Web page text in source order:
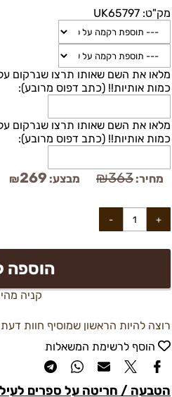
מק"ט: UK65797
מלאו את השם שאותו תרצו שנרקום
כמות אותיות!! (כתב דפוס מרובע):
מלאו את השם שאותו תרצו שנרקום
כמות אותיות!! (כתב דפוס מרובע):
מחיר: ₪363 מבצע: ₪269
הוספה
קניה
רוצה להיות הראשון שמוסיף חוות
הוסף לרשימת המשאלות
הטבעה / חריטה על ספרים